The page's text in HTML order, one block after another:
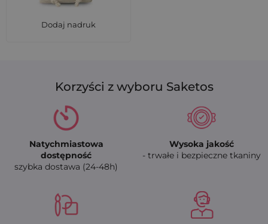
Dodaj nadruk
Korzyści z wyboru Saketos
Natychmiastowa
dostępność
szybka dostawa (24-48h)
Wysoka jakość
- trwałe i bezpieczne tkaniny